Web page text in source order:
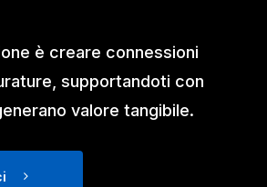
è creare connessioni
supportandoti con
valore tangibile.